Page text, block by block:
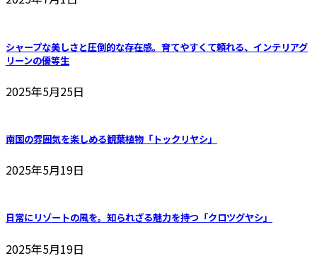
シャープな美しさと圧倒的な存在感。育てやすくて頼れる、インテリアグ
リーンの優等生
2025年5月25日
南国の雰囲気を楽しめる観葉植物「トックリヤシ」
2025年5月19日
日常にリゾートの風を。知られざる魅力を持つ「クロツグヤシ」
2025年5月19日